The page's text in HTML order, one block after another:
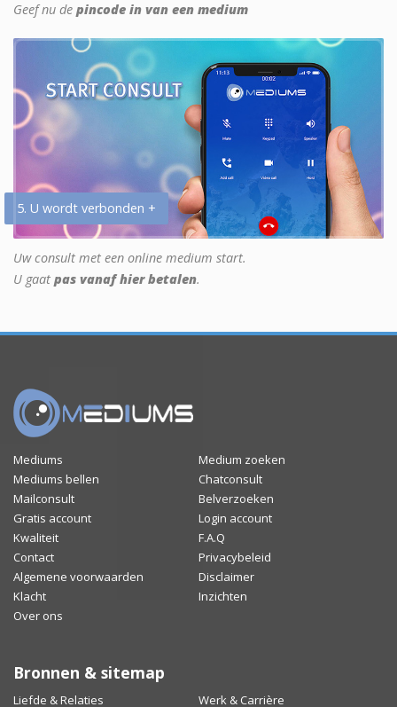
Geef nu de pincode in van een medium
5. U wordt verbonden +
Uw consult met een online medium start.
U gaat pas vanaf hier betalen.
Mediums
Medium zoeken
Mediums bellen
Chatconsult
Mailconsult
Belverzoeken
Gratis account
Login account
Kwaliteit
F.A.Q
Contact
Privacybeleid
Algemene voorwaarden
Disclaimer
Klacht
Inzichten
Over ons
Bronnen & sitemap
Liefde & Relaties Werk & Carrière